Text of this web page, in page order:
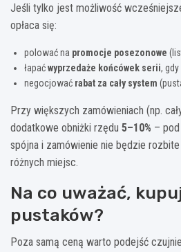
Jeśli tylko jest możliwość
opłaca się:
polować na promocje posezonowe
łapaćwyprzedaże końcówek serii,
negocjować rabat za cały system
Przy większych zamówieniach (np.
dodatkowe obniżki rzędu 5–10% –
spójna i zamówienie nie będzie
różnych miejsc.
Na co uważać,
pustaków?
Poza samą ceną warto podejść